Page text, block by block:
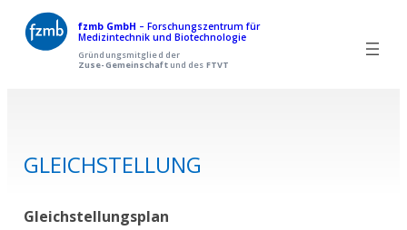
Zum
Inhalt
fzmb GmbH – Forschungszentrum für
Medizintechnik und Biotechnologie
Gründungsmitglied der
Zuse-Gemeinschaftund des FTVT
GLEICHSTELLUNG
Gleichstellungsplan